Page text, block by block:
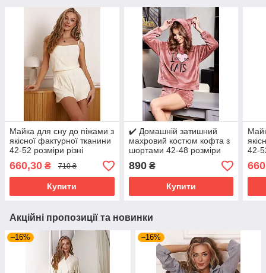
Майка для сну до піжами з
якісної фактурної тканини
42-52 розміри різні
кольори молочна
660,30 ₴ 710 ₴
Купити
✔️ Домашній затишний
махровий костюм кофта з
шортами 42-48 розміри
різні кольори
890₴
Купити
42-
Акційні пропозиції та новинки
–16% –16%